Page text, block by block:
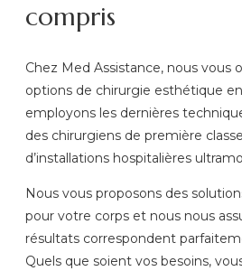
compris
Chez Med Assistance, nous vous
options de chirurgie esthétique
employons les dernières
des chirurgiens de première
d’installations hospitalières
Nous vous proposons des
pour votre corps et nous nous
résultats correspondent
Quels que soient vos besoins,